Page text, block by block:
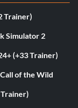
Trainer)
Simulator 2
(+33 Trainer)
of the Wild